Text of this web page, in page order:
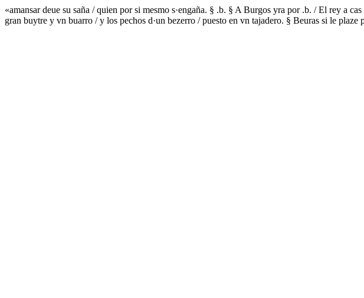
«amansar deue su saña / quien por si mesmo s·engaña. § .b. § A Burgos yra por .b. / El rey a
gran buytre y vn buarro / y los pechos d·un bezerro / puesto en vn tajadero. § Beuras si le